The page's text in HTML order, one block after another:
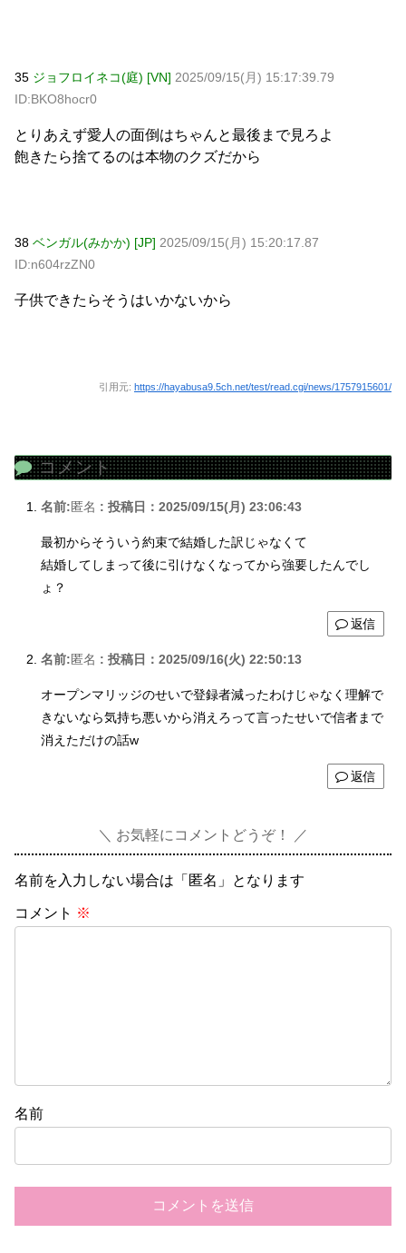
35 ジョフロイネコ(庭) [VN] 2025/09/15(月) 15:17:39.79
ID:BKO8hocr0
とりあえず愛人の面倒はちゃんと最後まで見ろよ
飽きたら捨てるのは本物のクズだから
38 ベンガル(みかか) [JP] 2025/09/15(月) 15:20:17.87
ID:n604rzZN0
子供できたらそうはいかないから
引用元: https://hayabusa9.5ch.net/test/read.cgi/news/1757915601/
コメント
名前:匿名 : 投稿日：2025/09/15(月) 23:06:43
最初からそういう約束で結婚した訳じゃなくて
結婚してしまって後に引けなくなってから強要したんでし
ょ？
返信
名前:匿名 : 投稿日：2025/09/16(火) 22:50:13
オープンマリッジのせいで登録者減ったわけじゃなく理解で
きないなら気持ち悪いから消えろって言ったせいで信者まで
消えただけの話w
返信
お気軽にコメントどうぞ！
名前を入力しない場合は「匿名」となります
コメント ※
名前